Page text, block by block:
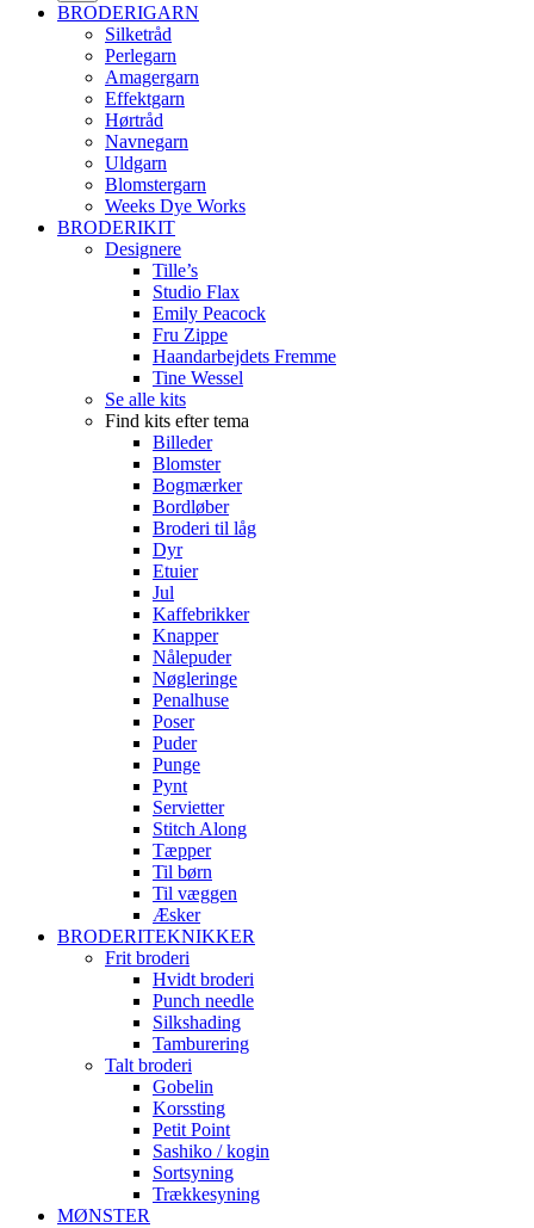
BRODERIGARN
Silketråd
Perlegarn
Amagergarn
Effektgarn
Hørtråd
Navnegarn
Uldgarn
Blomstergarn
Weeks Dye Works
BRODERIKIT
Designere
Tille’s
Studio Flax
Emily Peacock
Fru Zippe
Haandarbejdets Fremme
Tine Wessel
Se alle kits
Find kits efter tema
Billeder
Blomster
Bogmærker
Bordløber
Broderi til låg
Dyr
Etuier
Jul
Kaffebrikker
Knapper
Nålepuder
Nøgleringe
Penalhuse
Poser
Puder
Punge
Pynt
Servietter
Stitch Along
Tæpper
Til børn
Til væggen
Æsker
BRODERITEKNIKKER
Frit broderi
Hvidt broderi
Punch needle
Silkshading
Tamburering
Talt broderi
Gobelin
Korssting
Petit Point
Sashiko / kogin
Sortsyning
Trækkesyning
MØNSTER